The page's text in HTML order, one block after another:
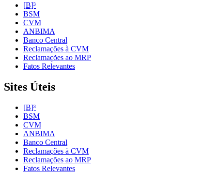
[B]³
BSM
CVM
ANBIMA
Banco Central
Reclamações à CVM
Reclamações ao MRP
Fatos Relevantes
Sites Úteis
[B]³
BSM
CVM
ANBIMA
Banco Central
Reclamações à CVM
Reclamações ao MRP
Fatos Relevantes